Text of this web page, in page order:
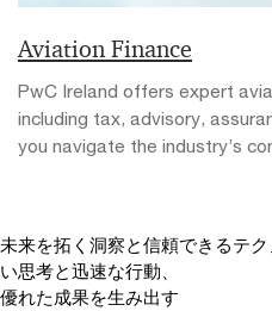
Aviation Finance
PwC Ireland offers expert
including tax, advisory,
you navigate the industry’s
未来を拓く洞察と信頼できるテ
い思考と迅速な行動、
優れた成果を生み出す